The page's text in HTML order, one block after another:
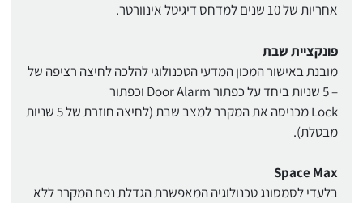
אחריות של 10 שנים למדחס דיגיטל אינוורטר.
פונקציית שבת
מובנת באישור המכון המדעי הטכנולוגי להלכה לחיצה רציפה של
– 5 שניות ביחד על כפתור Door Alarm וכפתור
Lock מכניסה את המקרר למצב שבת (לחיצה חוזרת של 5 שניות
מבטלת).
Space Max
בלעדי לסמסונג טכנולוגיה המאפשרת הגדלת נפח המקרר ללא